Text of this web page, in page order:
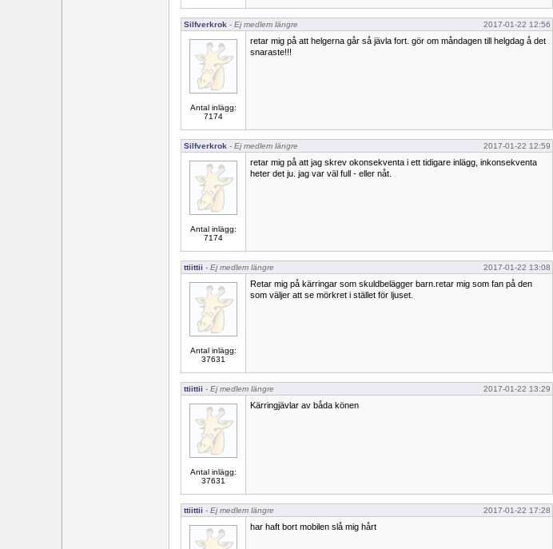
Silfverkrok - Ej medlem längre 2017-01-22 12:56
Antal inlägg:
7174
retar mig på att helgerna går så jävla fort. gör om måndagen till helgdag å det
snaraste!!!
Silfverkrok - Ej medlem längre 2017-01-22 12:59
Antal inlägg:
7174
retar mig på att jag skrev okonsekventa i ett tidigare inlägg, inkonsekventa
heter det ju. jag var väl full - eller nåt.
ttiittii - Ej medlem längre 2017-01-22 13:08
Antal inlägg:
37631
Retar mig på kärringar som skuldbelägger barn.retar mig som fan på den
som väljer att se mörkret i stället för ljuset.
ttiittii - Ej medlem längre 2017-01-22 13:29
Antal inlägg:
37631
Kärringjävlar av båda könen
ttiittii - Ej medlem längre 2017-01-22 17:28
har haft bort mobilen slå mig hårt